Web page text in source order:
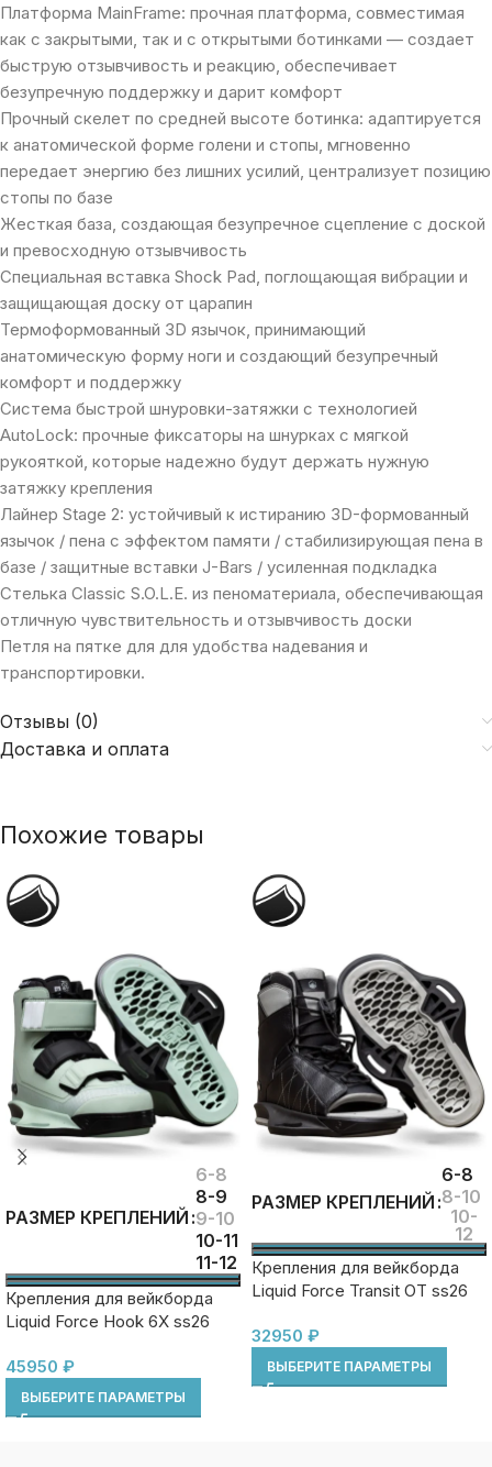
Платформа MainFrame: прочная платформа, совместимая
как с закрытыми, так и с открытыми ботинками — создает
быструю отзывчивость и реакцию, обеспечивает
безупречную поддержку и дарит комфорт
Прочный скелет по средней высоте ботинка: адаптируется
к анатомической форме голени и стопы, мгновенно
передает энергию без лишних усилий, централизует позицию
стопы по базе
Жесткая база, создающая безупречное сцепление с доской
и превосходную отзывчивость
Специальная вставка Shock Pad, поглощающая вибрации и
защищающая доску от царапин
Термоформованный 3D язычок, принимающий
анатомическую форму ноги и создающий безупречный
комфорт и поддержку
Система быстрой шнуровки-затяжки с технологией
AutoLock: прочные фиксаторы на шнурках с мягкой
рукояткой, которые надежно будут держать нужную
затяжку крепления
Лайнер Stage 2: устойчивый к истиранию 3D-формованный
язычок / пена с эффектом памяти / стабилизирующая пена в
базе / защитные вставки J-Bars / усиленная подкладка
Стелька Classic S.O.L.E. из пеноматериала, обеспечивающая
отличную чувствительность и отзывчивость доски
Петля на пятке для для удобства надевания и
транспортировки.
Отзывы (0)
Доставка и оплата
Похожие товары
РАЗМЕР КРЕПЛЕНИЙ
6-8
8-9
9-10
10-11
11-12
Крепления для вейкборда
Liquid Force Hook 6X ss26
45950 ₽
ВЫБЕРИТЕ ПАРАМЕТРЫ
РАЗМЕР КРЕПЛЕНИЙ
6-8
8-10
10-
12
Крепления для вейкборда
Liquid Force Transit OT ss26
32950 ₽
ВЫБЕРИТЕ ПАРАМЕТРЫ